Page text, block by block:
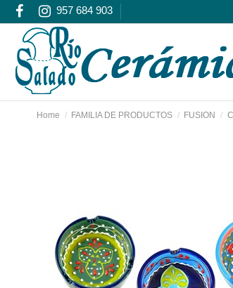
957 684 903
Home FAMILIA DE PRODUCTOS FUSION